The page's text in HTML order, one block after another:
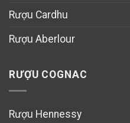
Rượu Cardhu
Rượu Aberlour
RƯỢU COGNAC
Rượu Hennessy